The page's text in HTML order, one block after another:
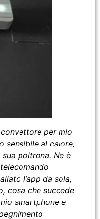
per mio
sensibile al calore,
poltrona. Ne è
l’app da sola,
cosa che succede
smartphone e